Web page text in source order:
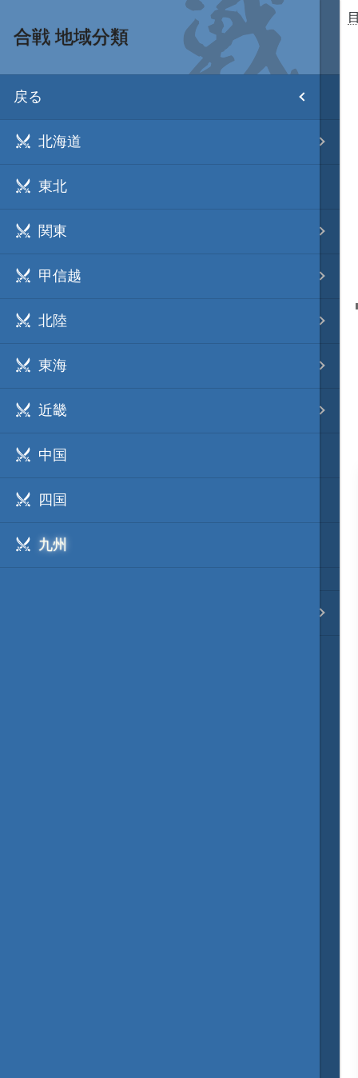
目次
武将 読み一覧
姫 読み一覧
家宝 分類一覧
城 地域分類
合戦 地域分類
合戦 地域分類
戻る
北海道
東北
関東
甲信越
北陸
東海
近畿
中国
四国
九州
事変 地域分類
逸話 分類一覧
戦国ニュース
寺社・城・庭園ニュース
信長の野望ニュース